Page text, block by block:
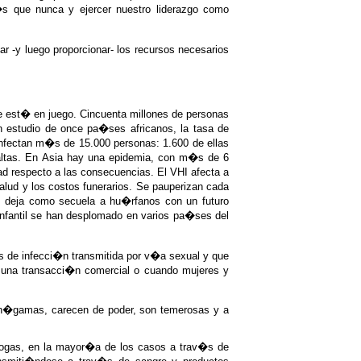
que nunca y ejercer nuestro liderazgo como
-y luego proporcionar- los recursos necesarios
en juego. Cincuenta millones de personas
de once pa�ses africanos, la tasa de
m�s de 15.000 personas: 1.600 de ellas
En Asia hay una epidemia, con m�s de 6
respecto a las consecuencias. El VHI afecta a
y los costos funerarios. Se pauperizan cada
como secuela a hu�rfanos con un futuro
se han desplomado en varios pa�ses del
de infecci�n transmitida por v�a sexual y que
transacci�n comercial o cuando mujeres y
carecen de poder, son temerosas y a
en la mayor�a de los casos a trav�s de